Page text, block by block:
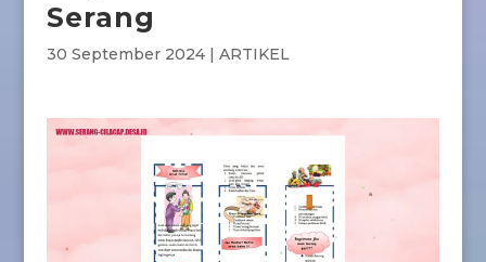
Serang
30 September 2024| ARTIKEL